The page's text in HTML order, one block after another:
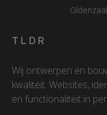
TLDR
Wij ontwerpen en
kwaliteit. Websites,
en functionaliteit in